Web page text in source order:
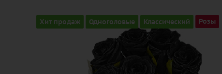
Хит продаж Одноголовые Классический Розы